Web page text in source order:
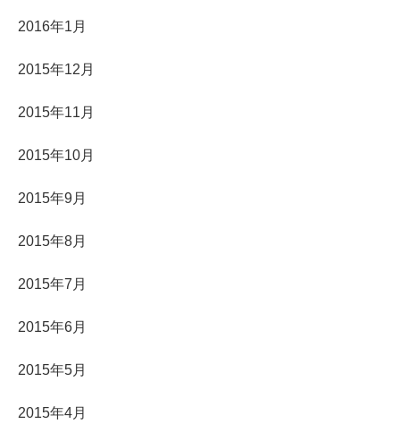
2016年1月
2015年12月
2015年11月
2015年10月
2015年9月
2015年8月
2015年7月
2015年6月
2015年5月
2015年4月